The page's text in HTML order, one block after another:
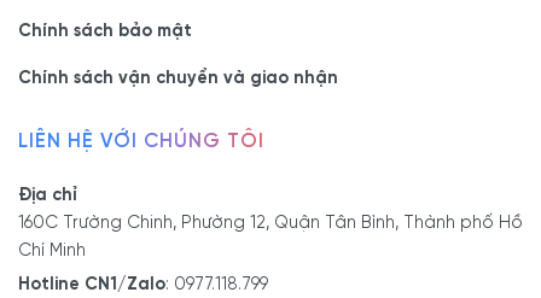
Chính sách bảo mật
Chính sách vận chuyển và giao nhận
LIÊN HỆ VỚI CHÚNG TÔI
Địa chỉ
160C Trường Chinh, Phường 12, Quận Tân Bình, Thành phố Hồ
Chí Minh
Hotline CN1/Zalo: 0977.118.799